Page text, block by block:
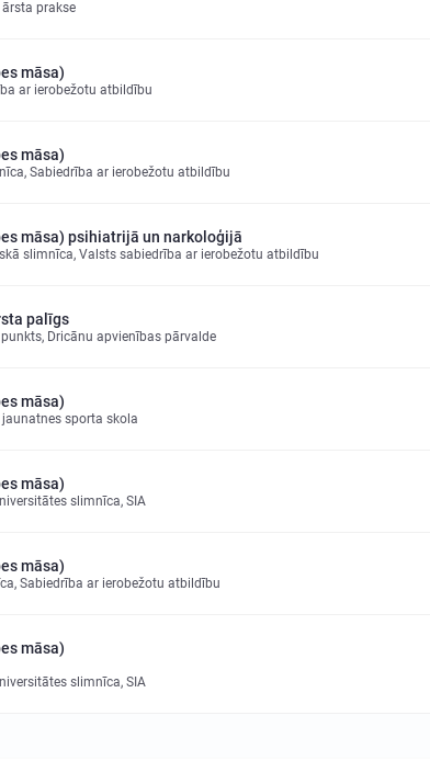
prakse
māsa)
ar ierobežotu atbildību
māsa)
Sabiedrība ar ierobežotu atbildību
māsa) psihiatrijā un narkoloģijā
slimnīca, Valsts sabiedrība ar ierobežotu atbildību
palīgs
Dricānu apvienības pārvalde
māsa)
sporta skola
māsa)
slimnīca, SIA
māsa)
Sabiedrība ar ierobežotu atbildību
māsa)
slimnīca, SIA